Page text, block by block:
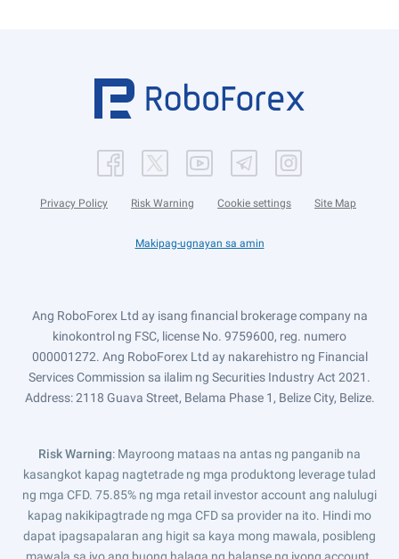
Privacy Policy Risk Warning Cookie settings Site Map
Makipag-ugnayan sa amin
Ang RoboForex Ltd ay isang financial brokerage company na
kinokontrol ng FSC, license No. 9759600, reg. numero
000001272. Ang RoboForex Ltd ay nakarehistro ng Financial
Services Commission sa ilalim ng Securities Industry Act 2021.
Address: 2118 Guava Street, Belama Phase 1, Belize City, Belize.
Risk Warning: Mayroong mataas na antas ng panganib na
kasangkot kapag nagtetrade ng mga produktong leverage tulad
ng mga CFD. 75.85% ng mga retail investor account ang nalulugi
kapag nakikipagtrade ng mga CFD sa provider na ito. Hindi mo
dapat ipagsapalaran ang higit sa kaya mong mawala, posibleng